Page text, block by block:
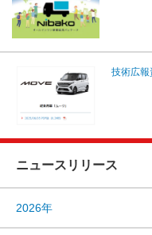
技術広報
ニュースリリース
2026年